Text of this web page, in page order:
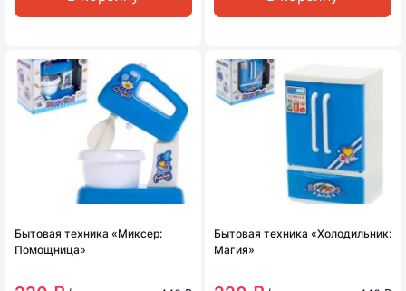
Бытовая техника «Миксер:
Помощница»
Бытовая техника «Холодильник:
Магия»